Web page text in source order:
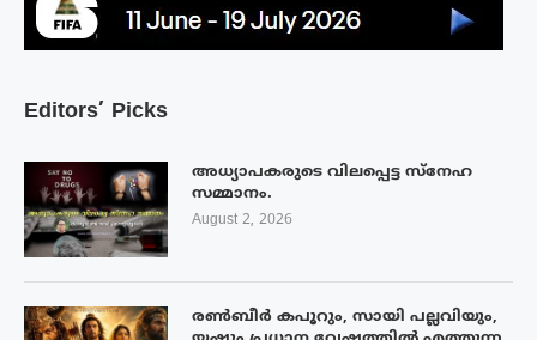
Editors’ Picks
അധ്യാപകരുടെ വിലപ്പെട്ട സ്നേഹ
സമ്മാനം.
August 2, 2026
രൺബീർ കപൂറും, സായി പല്ലവിയും,